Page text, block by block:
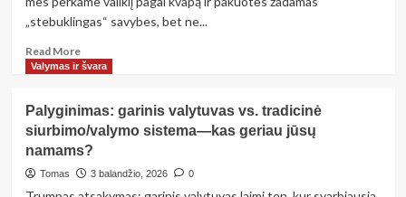
(kvapai,
pelėsis,
„stebuklingas“ savybes, bet ne...
Read MoreRead
more
renkantis
valymo
priemones:
kaip
Valymas ir švara
Palyginimas: garinis valytuvas vs. tradicinė
siurbimo/valymo sistema—kas geriau jūsų
namams?
Tomas 3 balandžio, 2026 0